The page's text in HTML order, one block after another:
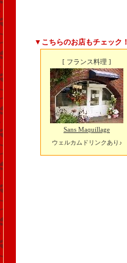
▼こちらのお店もチェック！
[ フランス料理 ]
Sans Maquillage
ウェルカムドリンクあり♪